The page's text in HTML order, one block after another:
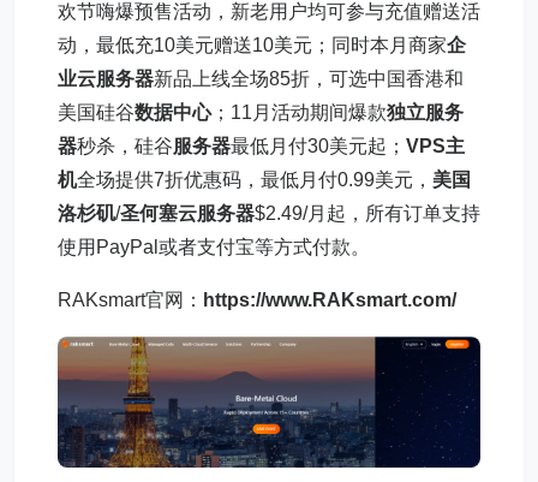
欢节嗨爆预售活动，新老用户均可参与充值赠送活
动，最低充10美元赠送10美元；同时本月商家企
业云服务器新品上线全场85折，可选中国香港和
美国硅谷数据中心；11月活动期间爆款独立服务
器秒杀，硅谷服务器最低月付30美元起； VPS主
机全场提供7折优惠码，最低月付0.99美元， 美国
洛杉矶/圣何塞云服务器$2.49/月起，所有订单支持
使用PayPal或者支付宝等方式付款。
RAKsmart官网： https://www.RAKsmart.com/